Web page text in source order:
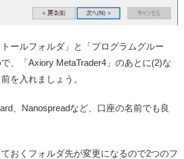
ールフォルダ」と「プログラムグルー
、「Axiory MetaTrader4」のあとに(2)な
を入れましょう。
、Nanospreadなど、口座の名前でも良
おくフォルダ先が変更になるので2つのフ